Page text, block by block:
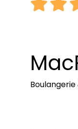
Boulangerie